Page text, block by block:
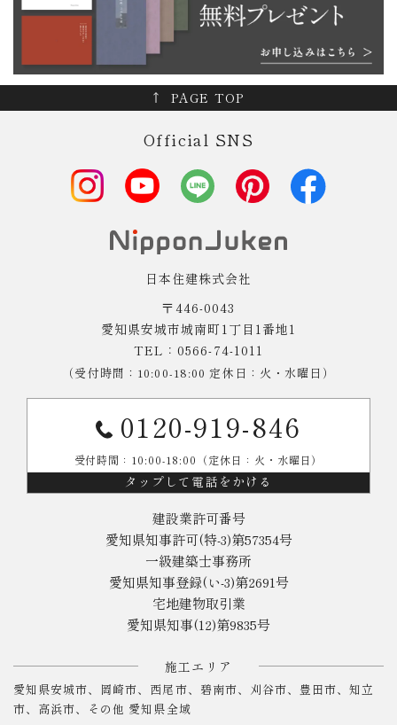
PAGE TOP
Official SNS
日本住建株式会社
〒446-0043
愛知県安城市城南町1丁目1番地1
TEL：0566-74-1011
（受付時間：10:00-18:00 定休日：火・水曜日）
0120-919-846
受付時間：10:00-18:00（定休日：火・水曜日）
タップして電話をかける
建設業許可番号
愛知県知事許可(特-3)第57354号
一級建築士事務所
愛知県知事登録(い-3)第2691号
宅地建物取引業
愛知県知事(12)第9835号
施工エリア
愛知県安城市、岡崎市、西尾市、碧南市、刈谷市、豊田市、知立
市、高浜市、その他 愛知県全域